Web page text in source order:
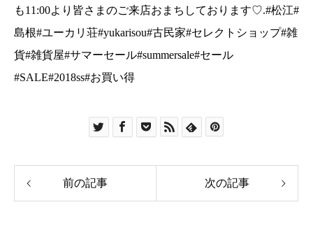
も11:00より皆さまのご来店おまちしております♡.#松江#
島根#ユーカリ荘#yukarisou#古民家#セレクトショップ#雑
貨#雑貨屋#サマーセール#summersale#セール
#SALE#2018ss#お買い得
前の記事 次の記事